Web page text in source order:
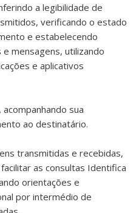
a legibilidade de
verificando o estado
e estabelecendo
mensagens, utilizando
e aplicativos
sua
ao destinatário.
transmitidas e recebidas,
as consultas Identifica
orientações e
por intermédio de